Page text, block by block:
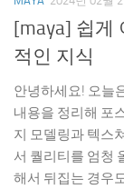
[maya] 쉽게
적인 지식
안녕하세요! 오늘
내용을 정리해 포
지 모델링과 텍스
서 퀄리티를 엄청
해서 뒤집는 경우